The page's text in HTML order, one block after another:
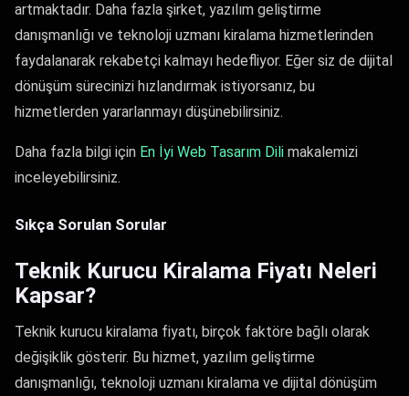
artmaktadır. Daha fazla şirket, yazılım geliştirme
danışmanlığı ve teknoloji uzmanı kiralama hizmetlerinden
faydalanarak rekabetçi kalmayı hedefliyor. Eğer siz de dijital
dönüşüm sürecinizi hızlandırmak istiyorsanız, bu
hizmetlerden yararlanmayı düşünebilirsiniz.
Daha fazla bilgi için En İyi Web Tasarım Dili makalemizi
inceleyebilirsiniz.
Sıkça Sorulan Sorular
Teknik Kurucu Kiralama Fiyatı Neleri
Kapsar?
Teknik kurucu kiralama fiyatı, birçok faktöre bağlı olarak
değişiklik gösterir. Bu hizmet, yazılım geliştirme
danışmanlığı, teknoloji uzmanı kiralama ve dijital dönüşüm